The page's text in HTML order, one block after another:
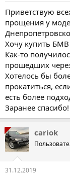
Приветствую
прощения у
Хочу купить БМВ
Как-то
прошедших
Хотелось бы
прокатиться,
есть более
Заранее спасибо!
cariok
31.12.2019